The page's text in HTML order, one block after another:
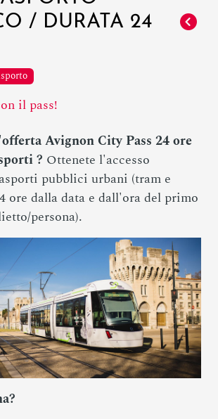
/ DURATA 24
il pass!
Avignon City Pass 24 ore
? Ottenete l'accesso
pubblici urbani (tram e
ore dalla data e dall'ora del primo
persona).